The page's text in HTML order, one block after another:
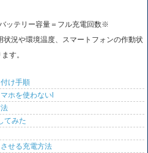
ッテリー容量＝フル充電回数※
況や環境温度、スマートフォンの作動状
す。
け手順
ホを使わないl
てみた
せる充電方法